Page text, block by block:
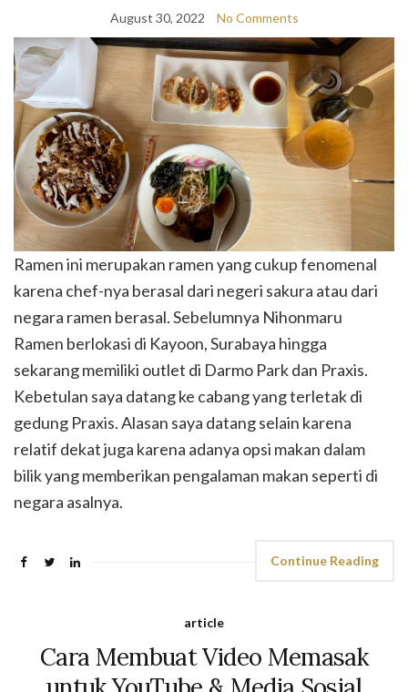
August 30, 2022 No Comments
Ramen ini merupakan ramen yang cukup fenomenal
karena chef-nya berasal dari negeri sakura atau dari
negara ramen berasal. Sebelumnya Nihonmaru
Ramen berlokasi di Kayoon, Surabaya hingga
sekarang memiliki outlet di Darmo Park dan Praxis.
Kebetulan saya datang ke cabang yang terletak di
gedung Praxis. Alasan saya datang selain karena
relatif dekat juga karena adanya opsi makan dalam
bilik yang memberikan pengalaman makan seperti di
negara asalnya.
Continue Reading
article
Cara Membuat Video Memasak